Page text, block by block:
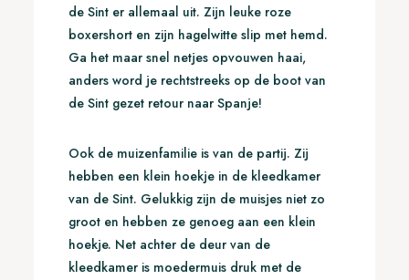
de Sint er allemaal uit. Zijn leuke roze
boxershort en zijn hagelwitte slip met hemd.
Ga het maar snel netjes opvouwen haai,
anders word je rechtstreeks op de boot van
de Sint gezet retour naar Spanje!
Ook de muizenfamilie is van de partij. Zij
hebben een klein hoekje in de kleedkamer
van de Sint. Gelukkig zijn de muisjes niet zo
groot en hebben ze genoeg aan een klein
hoekje. Net achter de deur van de
kleedkamer is moedermuis druk met de